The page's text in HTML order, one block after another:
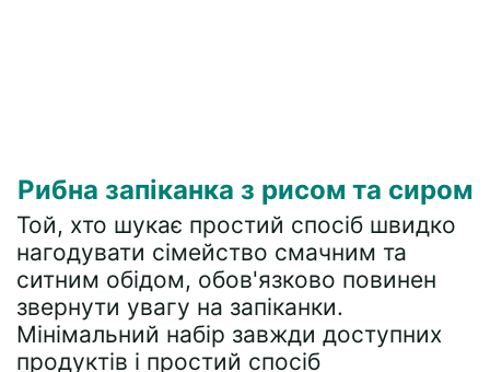
Рибна запіканка з рисом та сиром
Той, хто шукає простий спосіб швидко
нагодувати сімейство смачним та
ситним обідом, обов'язково повинен
звернути увагу на запіканки.
Мінімальний набір завжди доступних
продуктів і простий спосіб